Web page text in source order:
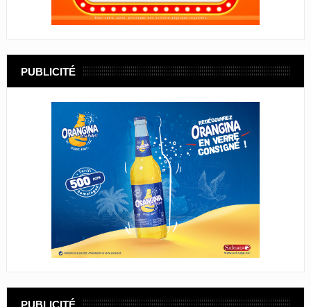
PUBLICITÉ
PUBLICITÉ